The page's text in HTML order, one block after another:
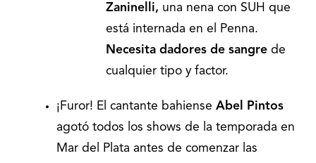
Zaninelli, una nena con SUH que
está internada en el Penna.
Necesita dadores de sangre de
cualquier tipo y factor.
¡Furor! El cantante bahiense Abel Pintos
agotó todos los shows de la temporada en
Mar del Plata antes de comenzar las